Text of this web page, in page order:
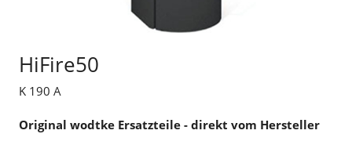
HiFire50
K 190 A
Original wodtke Ersatzteile - direkt vom Hersteller